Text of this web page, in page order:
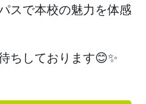
スで本校の魅力を体感
ちしております😊✨